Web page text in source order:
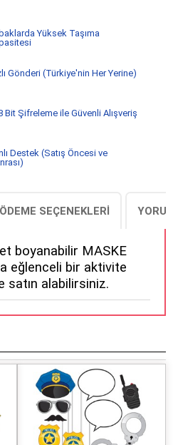
Yüksek Taşıma
Gönderi (Türkiye'nin Her Yerine)
Bit Şifreleme ile Güvenli Alışveriş
Destek (Satış Öncesi ve
ÖDEME SEÇENEKLERI
boyanabilir MASKE
eğlenceli bir aktivite
satın alabilirsiniz.